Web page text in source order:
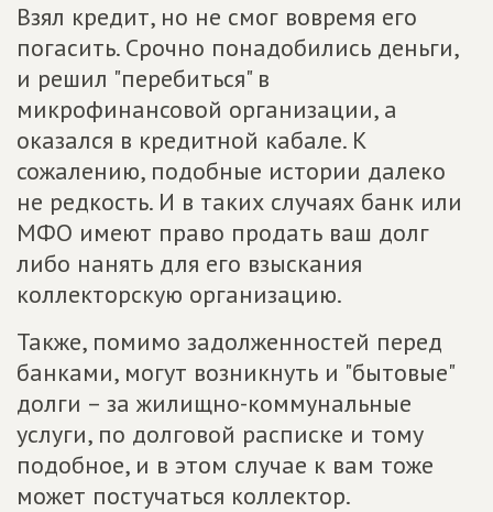
Взял кредит, но не смог вовремя его
погасить. Срочно понадобились деньги,
и решил "перебиться" в
микрофинансовой организации, а
оказался в кредитной кабале. К
сожалению, подобные истории далеко
не редкость. И в таких случаях банк или
МФО имеют право продать ваш долг
либо нанять для его взыскания
коллекторскую организацию.
Также, помимо задолженностей перед
банками, могут возникнуть и "бытовые"
долги – за жилищно-коммунальные
услуги, по долговой расписке и тому
подобное, и в этом случае к вам тоже
может постучаться коллектор.